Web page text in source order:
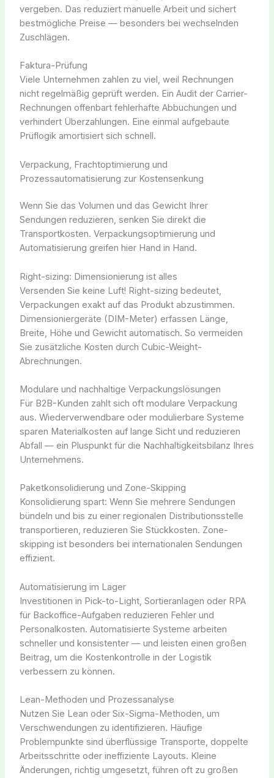
vergeben. Das reduziert manuelle Arbeit und sichert
bestmögliche Preise — besonders bei wechselnden
Zuschlägen.
Faktura-Prüfung
Viele Unternehmen zahlen zu viel, weil Rechnungen
nicht regelmäßig geprüft werden. Ein Audit der Carrier-
Rechnungen offenbart fehlerhafte Abbuchungen und
verhindert Überzahlungen. Eine einmal aufgebaute
Prüflogik amortisiert sich schnell.
Verpackung, Frachtoptimierung und
Prozessautomatisierung zur Kostensenkung
Wenn Sie das Volumen und das Gewicht Ihrer
Sendungen reduzieren, senken Sie direkt die
Transportkosten. Verpackungsoptimierung und
Automatisierung greifen hier Hand in Hand.
Right-sizing: Dimensionierung ist alles
Versenden Sie keine Luft! Right-sizing bedeutet,
Verpackungen exakt auf das Produkt abzustimmen.
Dimensioniergeräte (DIM-Meter) erfassen Länge,
Breite, Höhe und Gewicht automatisch. So vermeiden
Sie zusätzliche Kosten durch Cubic-Weight-
Abrechnungen.
Modulare und nachhaltige Verpackungslösungen
Für B2B-Kunden zahlt sich oft modulare Verpackung
aus. Wiederverwendbare oder modulierbare Systeme
sparen Materialkosten auf lange Sicht und reduzieren
Abfall — ein Pluspunkt für die Nachhaltigkeitsbilanz Ihres
Unternehmens.
Paketkonsolidierung und Zone-Skipping
Konsolidierung spart: Wenn Sie mehrere Sendungen
bündeln und bis zu einer regionalen Distributionsstelle
transportieren, reduzieren Sie Stückkosten. Zone-
skipping ist besonders bei internationalen Sendungen
effizient.
Automatisierung im Lager
Investitionen in Pick-to-Light, Sortieranlagen oder RPA
für Backoffice-Aufgaben reduzieren Fehler und
Personalkosten. Automatisierte Systeme arbeiten
schneller und konsistenter — und leisten einen großen
Beitrag, um die Kostenkontrolle in der Logistik
verbessern zu können.
Lean-Methoden und Prozessanalyse
Nutzen Sie Lean oder Six-Sigma-Methoden, um
Verschwendungen zu identifizieren. Häufige
Problempunkte sind überflüssige Transporte, doppelte
Arbeitsschritte oder ineffiziente Layouts. Kleine
Änderungen, richtig umgesetzt, führen oft zu großen